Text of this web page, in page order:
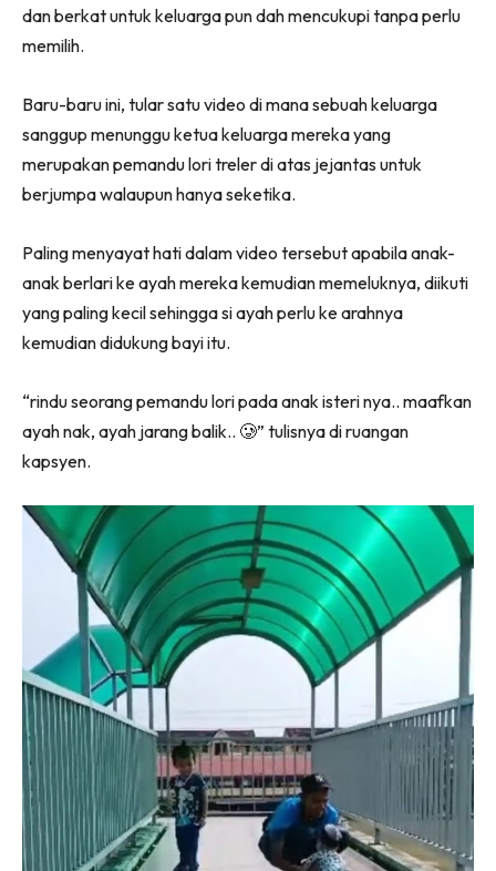
dan berkat untuk keluarga pun dah mencukupi tanpa perlu
memilih.
Baru-baru ini, tular satu video di mana sebuah keluarga
sanggup menunggu ketua keluarga mereka yang
merupakan pemandu lori treler di atas jejantas untuk
berjumpa walaupun hanya seketika.
Paling menyayat hati dalam video tersebut apabila anak-
anak berlari ke ayah mereka kemudian memeluknya, diikuti
yang paling kecil sehingga si ayah perlu ke arahnya
kemudian didukung bayi itu.
“rindu seorang pemandu lori pada anak isteri nya.. maafkan
ayah nak, ayah jarang balik.. 🥲” tulisnya di ruangan
kapsyen.